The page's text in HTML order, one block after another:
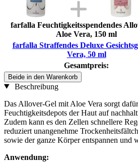
farfalla Feuchtigkeitsspendendes
Aloe Vera, 150 ml
farfalla Straffendes Deluxe
Vera, 50 ml
Gesamtpreis:
Beide in den Warenkorb
Beschreibung
Das Allover-Gel mit Aloe Vera sorgt
Feuchtigkeitsdepots der Haut auf
Zudem kann es den Zellen schnellere
reduziert unangenehme
sowie der ganze Körper entspannen und
Anwendung: